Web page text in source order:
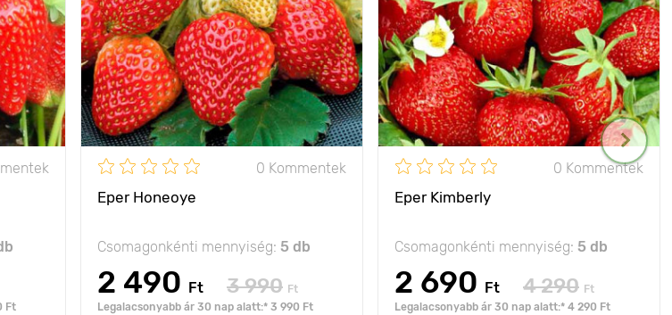
Ft
0 Kommentek
Eper Honeoye
Csomagonkénti mennyiség: 5 db
2 490 Ft 3 990 Ft
Legalacsonyabb ár 30 nap alatt:* 3 990 Ft
0 Kommentek
Eper Kimberly
Csomagonkénti mennyiség: 5 db
2 690 Ft 4 290 Ft
Legalacsonyabb ár 30 nap alatt:* 4 290 Ft